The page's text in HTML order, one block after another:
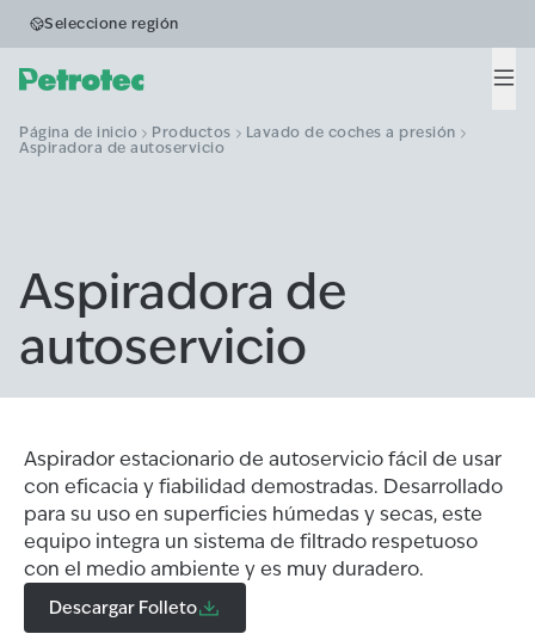
Seleccione región
Página de inicio Productos
Lavado de coches a presión
Aspiradora de autoservicio
Aspiradora de
autoservicio
Aspirador estacionario de autoservicio fácil de usar
con eficacia y fiabilidad demostradas. Desarrollado
para su uso en superficies húmedas y secas, este
equipo integra un sistema de filtrado respetuoso
con el medio ambiente y es muy duradero.
Descargar Folleto